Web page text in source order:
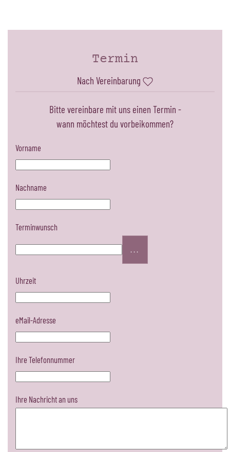
Termin
Nach Vereinbarung
Bitte vereinbare mit uns einen Termin -
wann möchtest du vorbeikommen?
Vorname
Nachname
Terminwunsch
...
Uhrzeit
eMail-Adresse
Ihre Telefonnummer
Ihre Nachricht an uns